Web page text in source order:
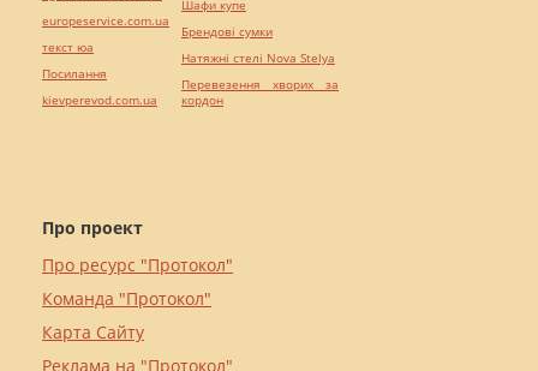
Про проект
Про ресурс "Протокол"
Команда "Протокол"
Карта Сайту
Реклама на "Протокол"
europeservice.com.ua
текст юа
Посилання
kievperevod.com.ua
Шафи купе
Брендові сумки
Натяжні стелі Nova Stelya
Перевезення хворих за
кордон